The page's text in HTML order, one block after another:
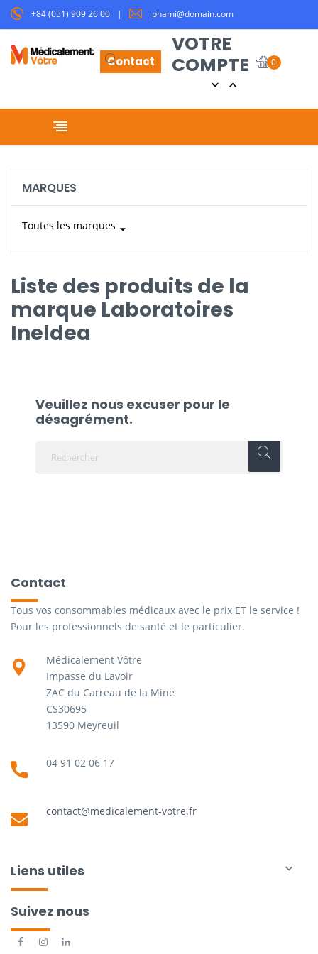
+84 (051) 909 26 00 phami@domain.com
Contact
VOTRE
COMPTE
 
0
Basculer la navigation
☰
MARQUES
Toutes les marques arrow_drop_down
Liste des produits de la
marque Laboratoires
Ineldea
Veuillez nous excuser pour le
désagrément.
Contact
Tous vos consommables médicaux avec le prix ET le service !
Pour les professionnels de santé et le particulier.
Médicalement Vôtre
Impasse du Lavoir
ZAC du Carreau de la Mine
CS30695
13590 Meyreuil
04 91 02 06 17
contact@medicalement-votre.fr
Liens utiles 
Suivez nous